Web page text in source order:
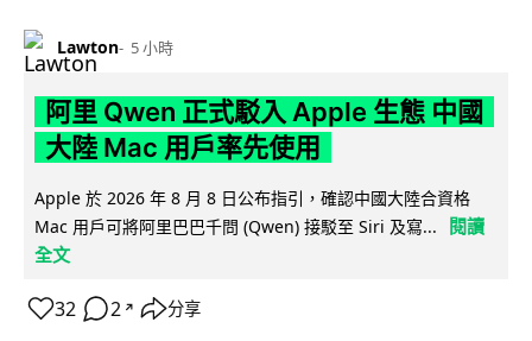
Lawton 5 小時
阿里 Qwen 正式駁入 Apple 生態 中國
大陸 Mac 用戶率先使用
Apple 於 2026 年 8 月 8 日公布指引，確認中國大陸合資格
Mac 用戶可將阿里巴巴千問 (Qwen) 接駁至 Siri 及寫...
閱讀
全文
32 2 ↗ 分享